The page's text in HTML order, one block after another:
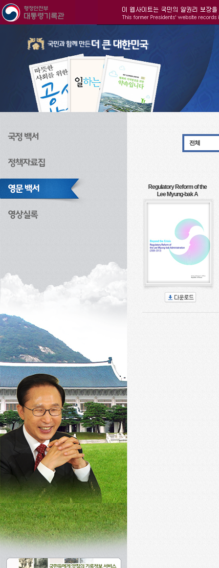
전체
Regulatory Reform of the
Lee Myung-bak A